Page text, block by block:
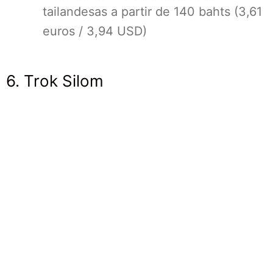
tailandesas a partir de 140 bahts (3,61
euros / 3,94 USD)
6. Trok Silom